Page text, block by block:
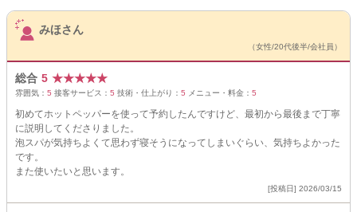
サロンPick Up
みほさん
（女性/20代後半/会社員）
総合 5 ★★★★★
雰囲気： 5 接客サービス： 5 技術・仕上がり： 5 メニュー・料金： 5
初めてホットペッパーを使って予約したんですけど、最初から最後まで丁寧
に説明してくださりました。
泡スパが気持ちよくて思わず寝そうになってしまいぐらい、気持ちよかった
です。
また使いたいと思います。
[投稿日] 2026/03/15